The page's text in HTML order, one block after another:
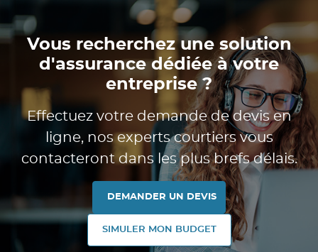
Vous recherchez une solution
d'assurance dédiée à votre
entreprise ?
Effectuez votre demande de devis en
ligne, nos experts courtiers vous
contacteront dans les plus brefs délais.
DEMANDER UN DEVIS
SIMULER MON BUDGET